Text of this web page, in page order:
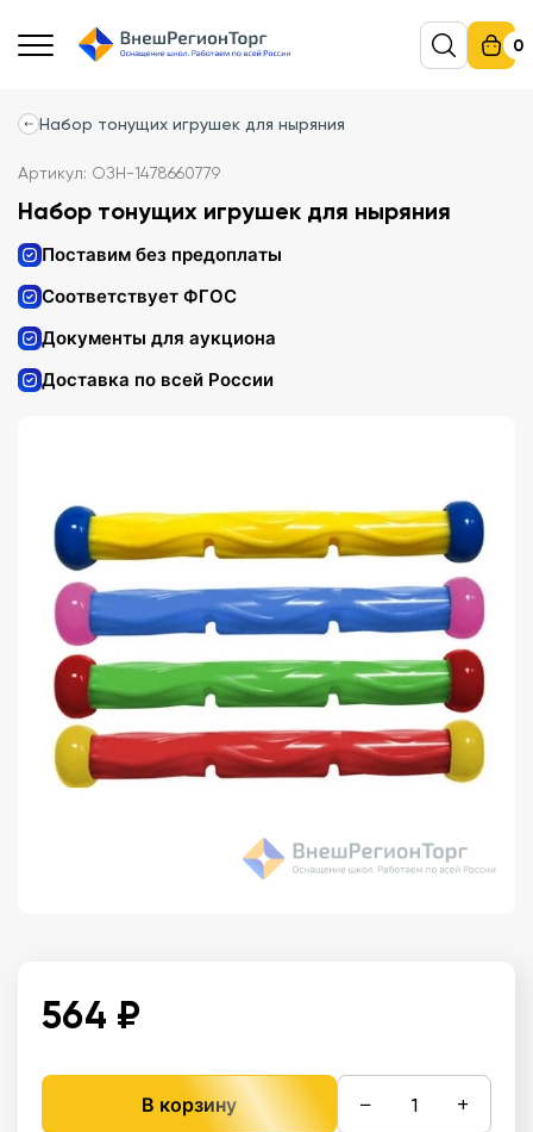
0
Набор тонущих игрушек для ныряния
Артикул: ОЗН-1478660779
Набор тонущих игрушек для ныряния
Поставим без предоплаты
Соответствует ФГОС
Документы для аукциона
Доставка по всей России
564 ₽
В корзину − +